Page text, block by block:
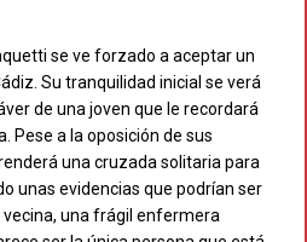
se ve forzado a aceptar un
Su tranquilidad inicial se verá
de una joven que le recordará
Pese a la oposición de sus
una cruzada solitaria para
unas evidencias que podrían ser
una frágil enfermera